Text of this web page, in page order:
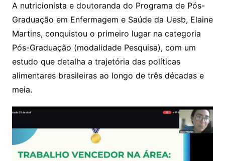
A nutricionista e doutoranda do Programa de Pós-
Graduação em Enfermagem e Saúde da Uesb, Elaine
Martins, conquistou o primeiro lugar na categoria
Pós-Graduação (modalidade Pesquisa), com um
estudo que detalha a trajetória das políticas
alimentares brasileiras ao longo de três décadas e
meia.